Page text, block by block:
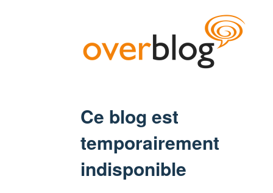
Ce blog est
temporairement
indisponible